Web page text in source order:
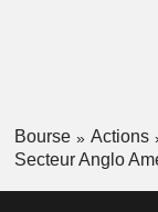
Bourse Actions
Secteur Anglo